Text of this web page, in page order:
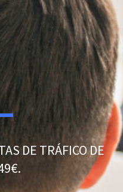
DE TRÁFICO DE